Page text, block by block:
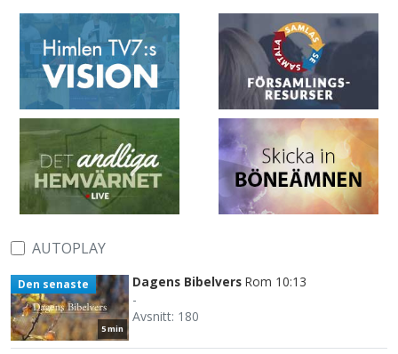
AUTOPLAY
5 min
Den senaste Dagens Bibelvers Rom 10:13
-
Avsnitt: 180